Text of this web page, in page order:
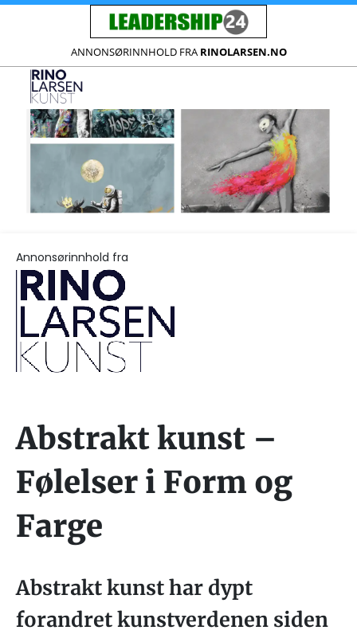
ANNONSØRINNHOLD FRA RINOLARSEN.NO
Annonsørinnhold fra
Abstrakt kunst –
Følelser i Form og
Farge
Abstrakt kunst har dypt
forandret kunstverdenen siden